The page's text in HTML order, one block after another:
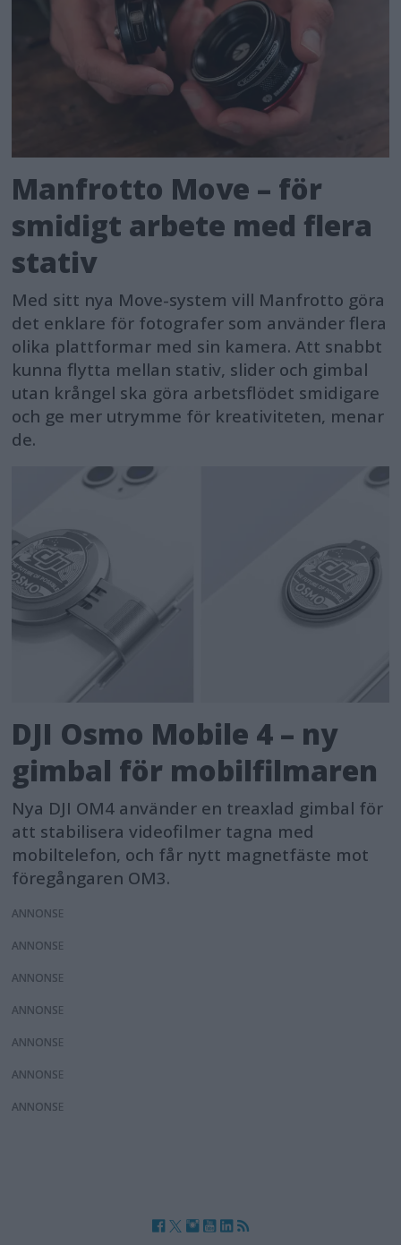
Manfrotto Move – för
smidigt arbete med flera
stativ
Med sitt nya Move-system vill Manfrotto göra
det enklare för fotografer som använder flera
olika plattformar med sin kamera. Att snabbt
kunna flytta mellan stativ, slider och gimbal
utan krångel ska göra arbetsflödet smidigare
och ge mer utrymme för kreativiteten, menar
de.
DJI Osmo Mobile 4 – ny
gimbal för mobilfilmaren
Nya DJI OM4 använder en treaxlad gimbal för
att stabilisera videofilmer tagna med
mobiltelefon, och får nytt magnetfäste mot
föregångaren OM3.
ANNONS
ANNONS
ANNONS
ANNONS
ANNONS
ANNONS
ANNONS